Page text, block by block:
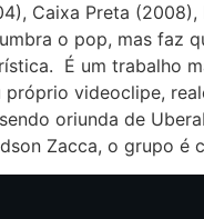
Caixa Preta
o pop, mas faz
É um trabalho
videoclipe,
oriunda de
Zacca, o grupo